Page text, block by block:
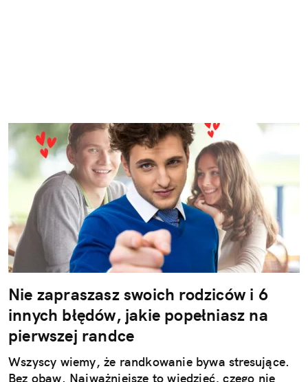
Nie zapraszasz swoich rodziców i 6
innych błędów, jakie popełniasz na
pierwszej randce
Wszyscy wiemy, że randkowanie bywa stresujące.
Bez obaw. Najważniejsze to wiedzieć, czego nie